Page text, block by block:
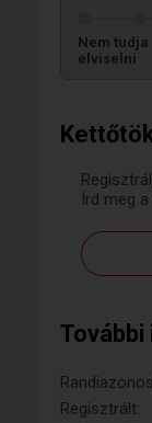
Írd meg
Regisztrált:
Nem tudja
elviselni